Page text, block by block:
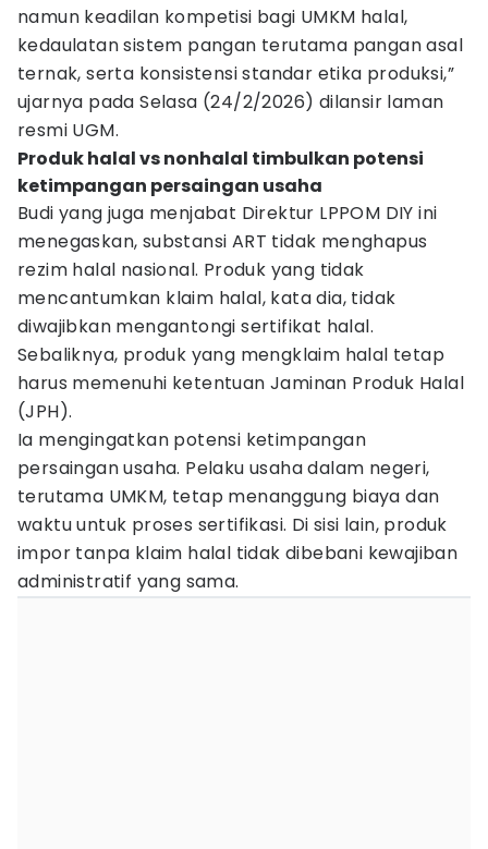
namun keadilan kompetisi bagi UMKM halal,
kedaulatan sistem pangan terutama pangan asal
ternak, serta konsistensi standar etika produksi,”
ujarnya pada Selasa (24/2/2026) dilansir laman
resmi UGM.
Produk halal vs nonhalal timbulkan potensi
ketimpangan persaingan usaha
Budi yang juga menjabat Direktur LPPOM DIY ini
menegaskan, substansi ART tidak menghapus
rezim halal nasional. Produk yang tidak
mencantumkan klaim halal, kata dia, tidak
diwajibkan mengantongi sertifikat halal.
Sebaliknya, produk yang mengklaim halal tetap
harus memenuhi ketentuan Jaminan Produk Halal
(JPH).
Ia mengingatkan potensi ketimpangan
persaingan usaha. Pelaku usaha dalam negeri,
terutama UMKM, tetap menanggung biaya dan
waktu untuk proses sertifikasi. Di sisi lain, produk
impor tanpa klaim halal tidak dibebani kewajiban
administratif yang sama.